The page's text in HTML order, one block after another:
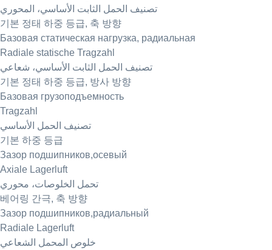
تصنيف الحمل الثابت الأساسي، المحوري
기본 정태 하중 등급, 축 방향
Базовая статическая нагрузка, радиальная
Radiale statische Tragzahl
تصنيف الحمل الثابت الأساسي، شعاعي
기본 정태 하중 등급, 방사 방향
Базовая грузоподъемность
Tragzahl
تصنيف الحمل الأساسي
기본 하중 등급
Зазор подшипников,осевый
Axiale Lagerluft
تحمل الخلوصات، محوري
베어링 간극, 축 방향
Зазор подшипников,радиальный
Radiale Lagerluft
خلوص المحمل الشعاعي